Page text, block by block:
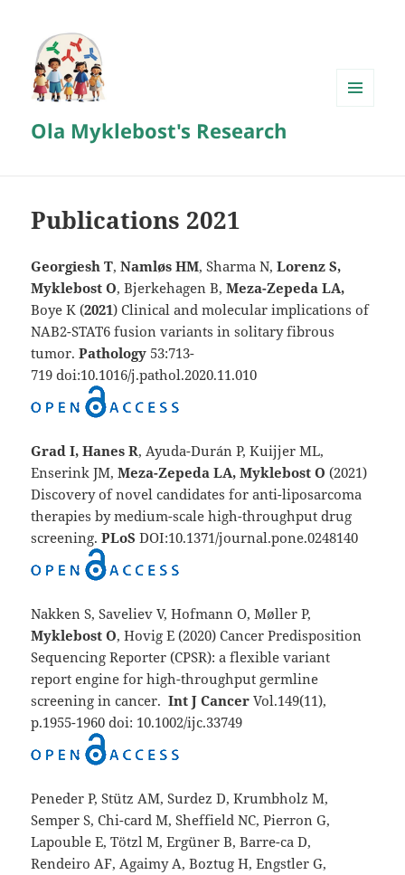
Ola Myklebost's Research
Publications 2021
Georgiesh T,Namløs HM, Sharma N,Lorenz S,
Myklebost O, Bjerkehagen B,Meza-Zepeda LA,
Boye K (2021) Clinical and molecular implications of
NAB2-STAT6 fusion variants in solitary fibrous
tumor.Pathology 53:713-
719 doi:10.1016/j.pathol.2020.11.010
Grad I, Hanes R, Ayuda-Durán P, Kuijjer ML,
Enserink JM,Meza-Zepeda LA, Myklebost O (2021)
Discovery of novel candidates for anti-liposarcoma
therapies by medium-scale high-throughput drug
screening.PLoS DOI:10.1371/journal.pone.0248140
Nakken S, Saveliev V, Hofmann O, Møller P,
Myklebost O, Hovig E (2020) Cancer Predisposition
Sequencing Reporter (CPSR): a flexible variant
report engine for high-throughput germline
screening in cancer.Int J Cancer Vol.149(11),
p.1955-1960 doi: 10.1002/ijc.33749
Peneder P, Stütz AM, Surdez D, Krumbholz M,
Semper S, Chi-card M, Sheffield NC, Pierron G,
Lapouble E, Tötzl M, Ergüner B, Barre-ca D,
Rendeiro AF, Agaimy A, Boztug H, Engstler G,